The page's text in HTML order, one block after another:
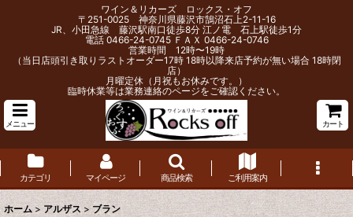
ワイン＆リカーズ ロックス・オフ
〒251-0025 神奈川県藤沢市鵠沼石上2-11-16
JR、小田急線 藤沢駅南口徒歩8分 江ノ電 石上駅徒歩1分
電話 0466-24-0745 ＦＡＸ 0466-24-0746
営業時間 12時〜19時
（当日店頭引き取りラストオーダー17時 18時以降来店予約が無い場合 18時閉
店）
月曜定休（月祝もお休みです。）
臨時休業等は業務連絡のページをご確認ください。
メニュー カート
カテゴリ マイページ 商品検索 ご利用案内
ホーム > アルザス > ブラン